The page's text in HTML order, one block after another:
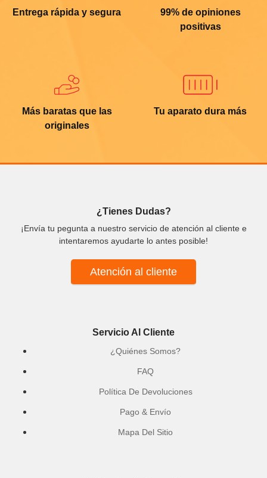
Entrega rápida y segura
99% de opiniones
positivas
Más baratas que las
originales
Tu aparato dura más
¿Tienes Dudas?
¡Envía tu pegunta a nuestro servicio de atención al cliente e
intentaremos ayudarte lo antes posible!
Atención al cliente
Servicio Al Cliente
¿Quiénes Somos?
FAQ
Política De Devoluciones
Pago & Envío
Mapa Del Sitio